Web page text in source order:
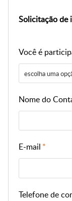
Solicitação de
Você é
escolha uma
Nome do
E-mail
Telefone de